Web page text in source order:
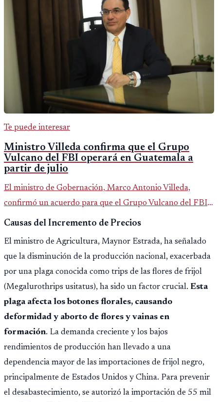
Te puede interesar
Ministro Villeda confirma que el Grupo
Vulcano del FBI operará en Guatemala a
partir de julio
El ministro de Gobernación, Marco Antonio Villeda,
confirmó un acuerdo para que el Grupo Vulcano del FBI
opere en Guatemala a partir de julio, tras un intento
Causas del Incremento de Precios
El ministro de Agricultura, Maynor Estrada, ha señalado
que la disminución de la producción nacional, exacerbada
por una plaga conocida como trips de las flores de frijol
(Megalurothrips usitatus), ha sido un factor crucial. Esta
plaga afecta los botones florales, causando
deformidad y aborto de flores y vainas en
formación. La demanda creciente y los bajos
rendimientos de producción han llevado a una
dependencia mayor de las importaciones de frijol negro,
principalmente de Estados Unidos y China. Para prevenir
el desabastecimiento, se autorizó la importación de 55 mil